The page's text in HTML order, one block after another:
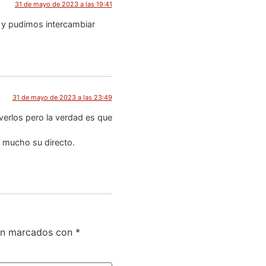
31 de mayo de 2023 a las 19:41
pudimos intercambiar
31 de mayo de 2023 a las 23:49
pero la verdad es que
mucho su directo.
marcados con *